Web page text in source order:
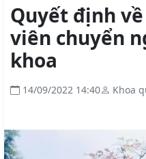
Quyết định
viên chuyển
khoa
14/09/2022 14:40 Khoa